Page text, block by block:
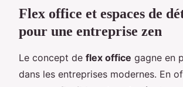
Flex office et espaces de
pour une entreprise zen
Le concept de flex office gagne en
dans les entreprises modernes. En